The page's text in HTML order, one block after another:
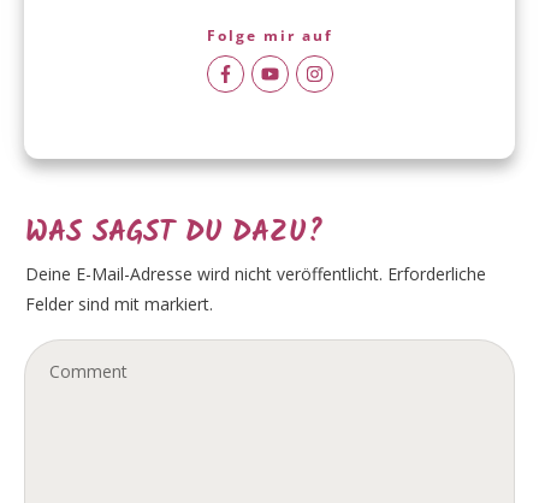
Folge mir auf
WAS SAGST DU DAZU?
Deine E-Mail-Adresse wird nicht veröffentlicht. Erforderliche
Felder sind mit markiert.